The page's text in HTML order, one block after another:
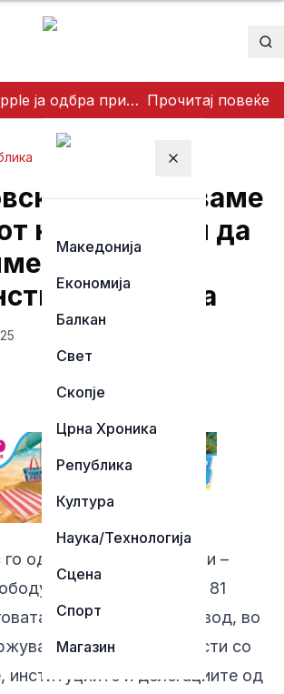
Apple ја одбра приватноста на корисниците: Одби да создаде пристап за полицијата до iCloud податоците Прочитај повеќе
Затвори мени
Македонија
Економија
Балкан
Свет
Скопје
Црна Хроника
Република
Култура
Наука/Технологија
Сцена
Спорт
Магазин
Да го чуваме
на хероите и да
Битола со
и слобода
го одбележува 4 Ноември –
на градот и 81
слобода. По тој повод, во
свечени активности со
институциите и делегациите од